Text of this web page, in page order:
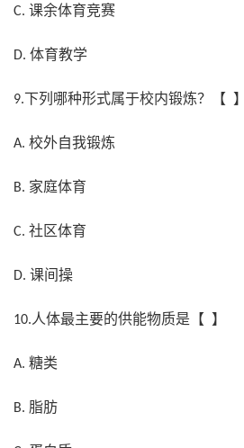
C. 课余体育竞赛
D. 体育教学
9.下列哪种形式属于校内锻炼？【 】
A. 校外自我锻炼
B. 家庭体育
C. 社区体育
D. 课间操
10.人体最主要的供能物质是【 】
A. 糖类
B. 脂肪